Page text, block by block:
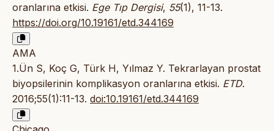
oranlarına etkisi. Ege Tıp Dergisi, 55(1), 11-13.
https://doi.org/10.19161/etd.344169
AMA
1.Ün S, Koç G, Türk H, Yılmaz Y. Tekrarlayan prostat
biyopsilerinin komplikasyon oranlarına etkisi. ETD.
2016;55(1):11-13. doi:10.19161/etd.344169